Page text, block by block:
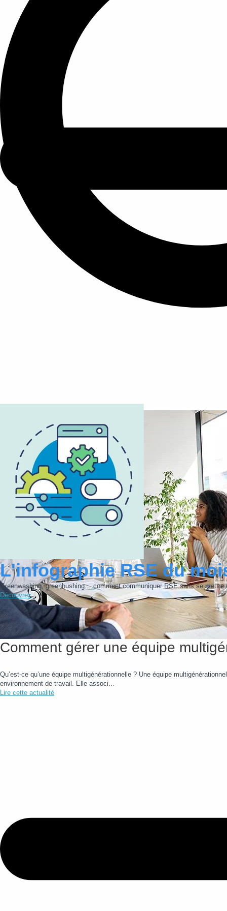
Comment gérer une équipe
Qu’est-ce qu’une équipe multigénérationnelle ? Une équipe
environnement de travail. Elle associ...
Lire cette actualité
L'infographie RSE du
Greenwashing, greenhushing… comment communiquer RSE sans se mettre
Découvrez